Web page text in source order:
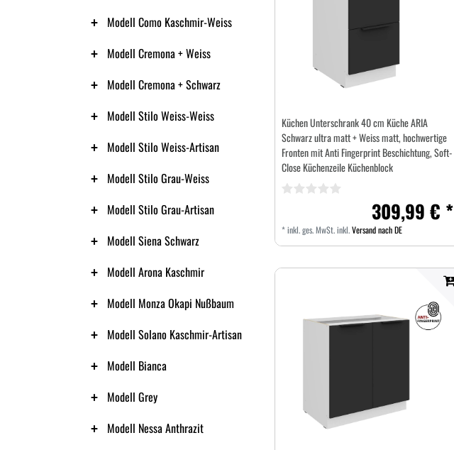
Modell Como Kaschmir-Weiss
Modell Cremona + Weiss
Modell Cremona + Schwarz
Modell Stilo Weiss-Weiss
Modell Stilo Weiss-Artisan
Modell Stilo Grau-Weiss
Modell Stilo Grau-Artisan
Modell Siena Schwarz
Modell Arona Kaschmir
Modell Monza Okapi Nußbaum
Modell Solano Kaschmir-Artisan
Modell Bianca
Modell Grey
Modell Nessa Anthrazit
Küchen Unterschrank 40 cm Küche ARIA
Schwarz ultra matt + Weiss matt, hochwertige
Fronten mit Anti Fingerprint Beschichtung, Soft-
Close Küchenzeile Küchenblock
309,99 € *
*inkl. ges. MwSt.inkl.Versand nach DE